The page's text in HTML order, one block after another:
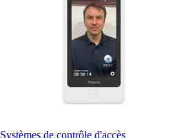
Systèmes de contrôle d'accès